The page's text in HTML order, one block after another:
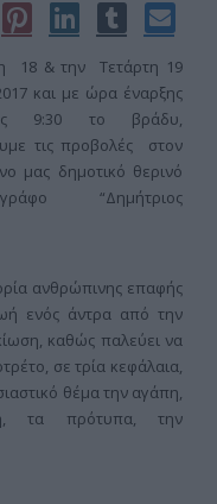
18 & την Τετάρτη 19
και με ώρα έναρξης
9:30 το βράδυ,
τις προβολές στον
μας δημοτικό θερινό
“Δημήτριος
ανθρώπινης επαφής
ενός άντρα από την
καθώς παλεύει να
σε τρία κεφάλαια,
θέμα την αγάπη,
τα πρότυπα, την